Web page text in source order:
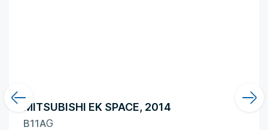
MITSUBISHI EK SPACE, 2014
B11AG